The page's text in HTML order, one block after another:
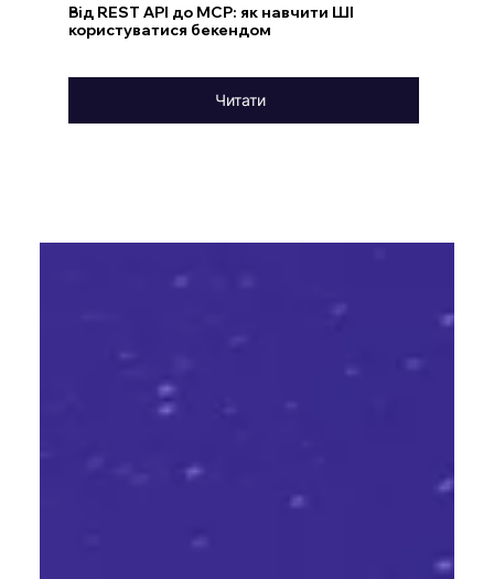
Від REST API до MCP: як навчити ШІ
користуватися бекендом
Читати